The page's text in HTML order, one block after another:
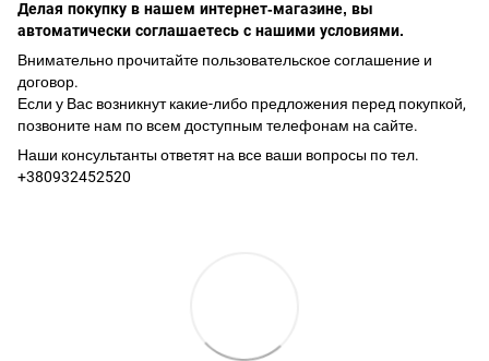
Делая покупку в нашем интернет-магазине, вы
автоматически соглашаетесь с нашими условиями.
Внимательно прочитайте пользовательское соглашение и
договор.
Если у Вас возникнут какие-либо предложения перед покупкой,
позвоните нам по всем доступным телефонам на сайте.
Наши консультанты ответят на все ваши вопросы по тел.
+380932452520